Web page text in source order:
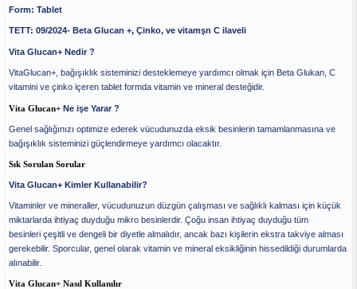
Form: Tablet
TETT: 09/2024- Beta Glucan +, Çinko, ve vitamşn C ilaveli
Vita Glucan+ Nedir ?
VitaGlucan+, bağışıklık sisteminizi desteklemeye yardımcı olmak için Beta Glukan, C
vitamini ve çinko içeren tablet formda vitamin ve mineral desteğidir.
Vita Glucan+ Ne işe Yarar ?
Genel sağlığınızı optimize ederek vücudunuzda eksik besinlerin tamamlanmasına ve
bağışıklık sisteminizi güçlendirmeye yardımcı olacaktır.
Sık Sorulan Sorular
Vita Glucan+ Kimler Kullanabilir?
Vitaminler ve mineraller, vücudunuzun düzgün çalışması ve sağlıklı kalması için küçük
miktarlarda ihtiyaç duyduğu mikro besinlerdir. Çoğu insan ihtiyaç duyduğu tüm
besinleri çeşitli ve dengeli bir diyetle almalıdır, ancak bazı kişilerin ekstra takviye alması
gerekebilir. Sporcular, genel olarak vitamin ve mineral eksikliğinin hissedildiği durumlarda
alınabilir.
Vita Glucan+ Nasıl Kullanılır